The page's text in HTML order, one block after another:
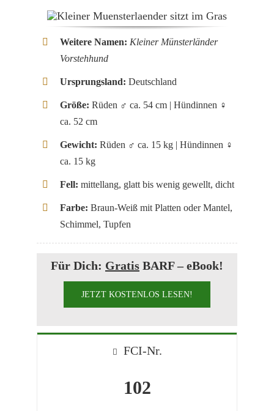
Weitere Namen: Kleiner Münsterländer
Vorstehhund
Ursprungsland: Deutschland
Größe: Rüden ♂ ca. 54 cm | Hündinnen ♀
ca. 52 cm
Gewicht: Rüden ♂ ca. 15 kg | Hündinnen ♀
ca. 15 kg
Fell: mittellang, glatt bis wenig gewellt, dicht
Farbe: Braun-Weiß mit Platten oder Mantel,
Schimmel, Tupfen
Für Dich: Gratis BARF – eBook!
JETZT KOSTENLOS LESEN!
FCI-Nr.
102